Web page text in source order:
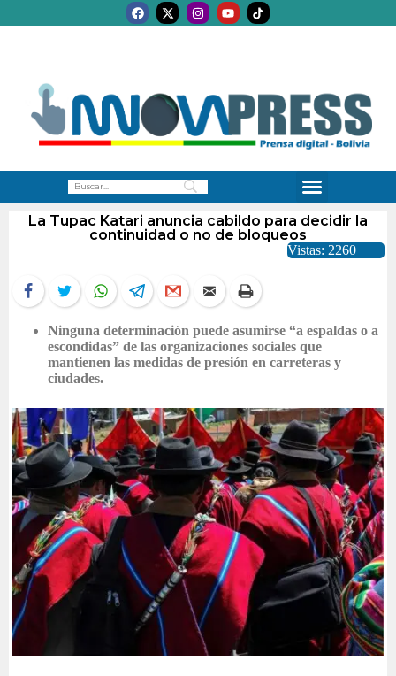
La Tupac Katari anuncia cabildo para decidir la
continuidad o no de bloqueos
Vistas: 2260
Ninguna determinación puede asumirse “a espaldas o a
escondidas” de las organizaciones sociales que
mantienen las medidas de presión en carreteras y
ciudades.